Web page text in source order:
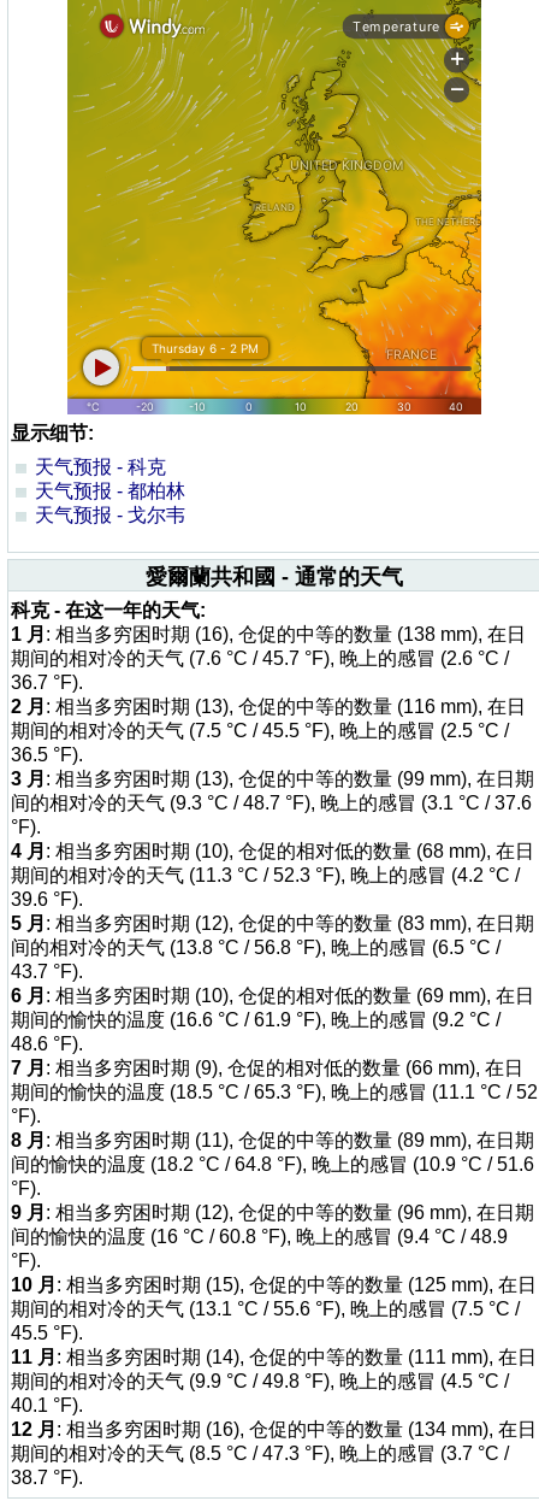
显示细节:
天气预报 - 科克
天气预报 - 都柏林
天气预报 - 戈尔韦
愛爾蘭共和國 - 通常的天气
科克 - 在这一年的天气:
1 月 : 相当多穷困时期 (16), 仓促的中等的数量 (138 mm), 在日
期间的相对冷的天气 (7.6 °C / 45.7 °F), 晚上的感冒 (2.6 °C /
36.7 °F).
2 月 : 相当多穷困时期 (13), 仓促的中等的数量 (116 mm), 在日
期间的相对冷的天气 (7.5 °C / 45.5 °F), 晚上的感冒 (2.5 °C /
36.5 °F).
3 月 : 相当多穷困时期 (13), 仓促的中等的数量 (99 mm), 在日期
间的相对冷的天气 (9.3 °C / 48.7 °F), 晚上的感冒 (3.1 °C / 37.6
°F).
4 月 : 相当多穷困时期 (10), 仓促的相对低的数量 (68 mm), 在日
期间的相对冷的天气 (11.3 °C / 52.3 °F), 晚上的感冒 (4.2 °C /
39.6 °F).
5 月 : 相当多穷困时期 (12), 仓促的中等的数量 (83 mm), 在日期
间的相对冷的天气 (13.8 °C / 56.8 °F), 晚上的感冒 (6.5 °C /
43.7 °F).
6 月 : 相当多穷困时期 (10), 仓促的相对低的数量 (69 mm), 在日
期间的愉快的温度 (16.6 °C / 61.9 °F), 晚上的感冒 (9.2 °C /
48.6 °F).
7 月 : 相当多穷困时期 (9), 仓促的相对低的数量 (66 mm), 在日
期间的愉快的温度 (18.5 °C / 65.3 °F), 晚上的感冒 (11.1 °C / 52
°F).
8 月 : 相当多穷困时期 (11), 仓促的中等的数量 (89 mm), 在日期
间的愉快的温度 (18.2 °C / 64.8 °F), 晚上的感冒 (10.9 °C / 51.6
°F).
9 月 : 相当多穷困时期 (12), 仓促的中等的数量 (96 mm), 在日期
间的愉快的温度 (16 °C / 60.8 °F), 晚上的感冒 (9.4 °C / 48.9
°F).
10 月 : 相当多穷困时期 (15), 仓促的中等的数量 (125 mm), 在日
期间的相对冷的天气 (13.1 °C / 55.6 °F), 晚上的感冒 (7.5 °C /
45.5 °F).
11 月 : 相当多穷困时期 (14), 仓促的中等的数量 (111 mm), 在日
期间的相对冷的天气 (9.9 °C / 49.8 °F), 晚上的感冒 (4.5 °C /
40.1 °F).
12 月 : 相当多穷困时期 (16), 仓促的中等的数量 (134 mm), 在日
期间的相对冷的天气 (8.5 °C / 47.3 °F), 晚上的感冒 (3.7 °C /
38.7 °F).